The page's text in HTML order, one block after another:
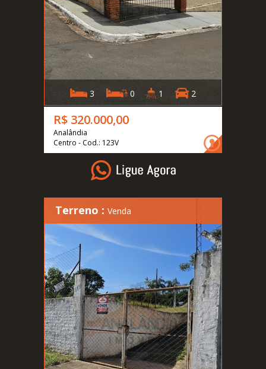
3 0 1 2
R$ 320.000,00
Analândia
Centro - Cod.: 123V
Terreno : Venda